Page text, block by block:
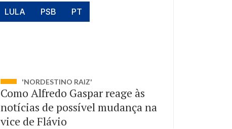
LULA PSB PT
'NORDESTINO RAIZ'
Como Alfredo Gaspar reage às
notícias de possível mudança na
vice de Flávio